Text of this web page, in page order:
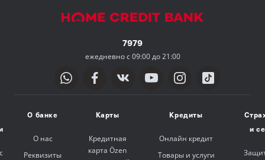
7979
ежедневно с 09:00 до 21:00
О банке
О нас
Реквизиты
Карты
Кредитная
карта Özen
Кредиты
Онлайн кредит
Товары и услуги
и